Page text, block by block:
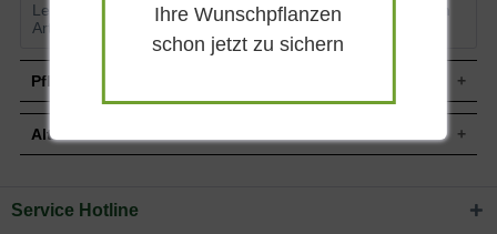
Lesen Sie von weiteren Kunden gestellte Fragen zu diesem
Artikel
Pflegehinweise
Pflanz- und Pflegetipps Tilia cordata Greenspire /
T:20 (Stamm 270 cm)
Alternative Pflanzen
Sie suchen eine Alternative?
Ihre Wunschpflanzen
schon jetzt zu sichern
Service Hotline